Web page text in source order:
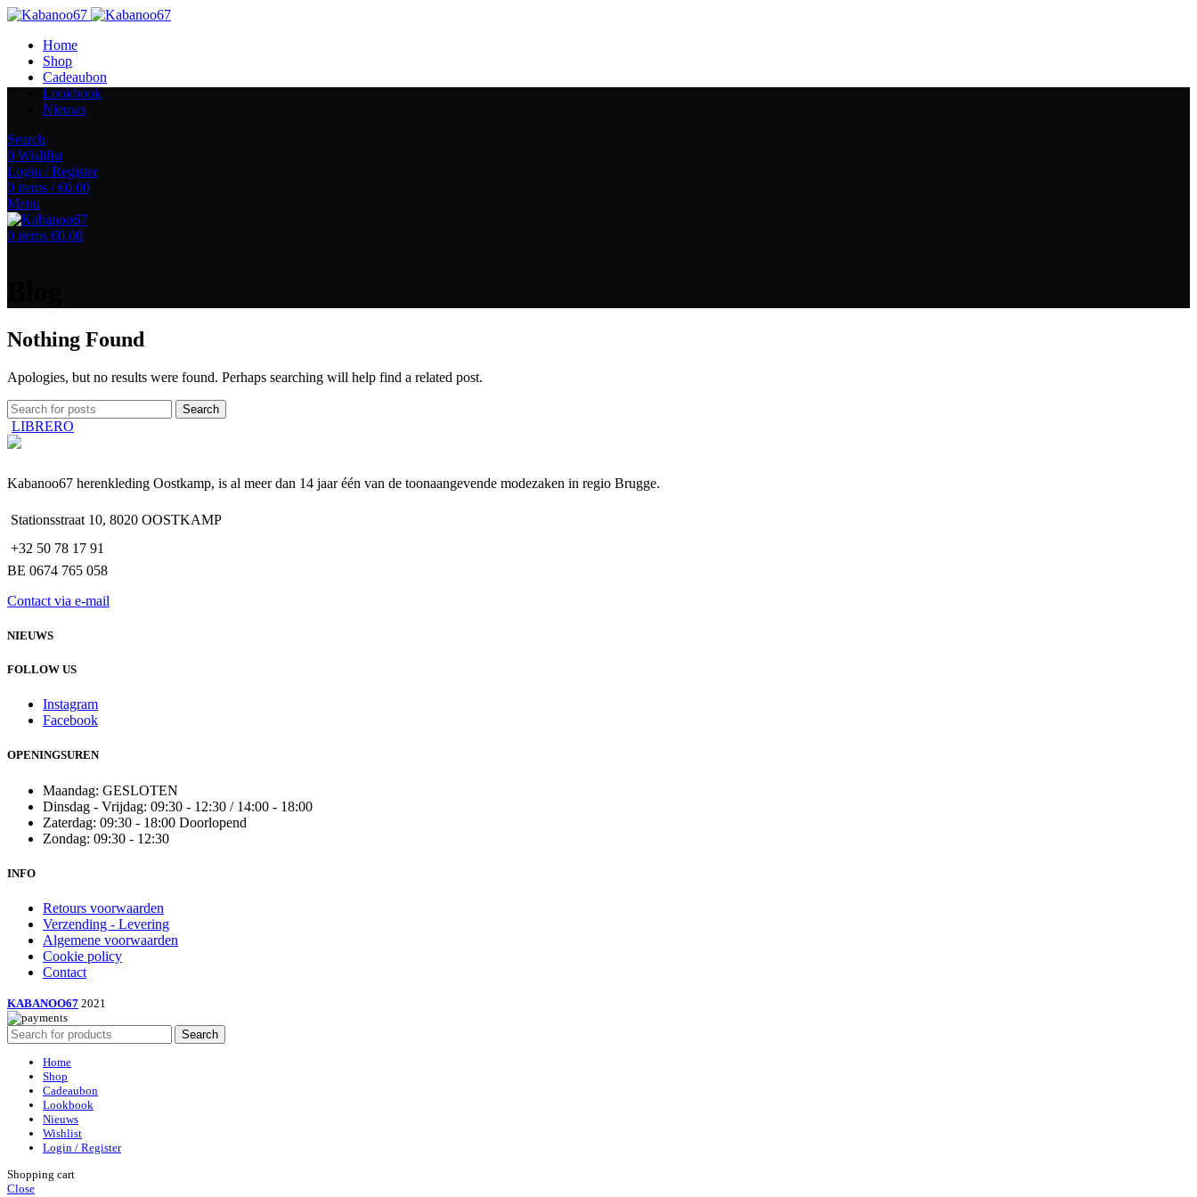
Home
Shop
Cadeaubon
Lookbook
Nieuws
Search
0 Wishlist
Login / Register
0 items / €0.00
Menu
0 items €0.00
Nothing Found
Apologies, but no results were found. Perhaps searching will help find a related post.
Search
LIBRERO
Kabanoo67 herenkleding Oostkamp, is al meer dan 14 jaar één van de toonaangevende modezaken in regio Brugge.
Stationsstraat 10, 8020 OOSTKAMP
+32 50 78 17 91
BE 0674 765 058
Contact via e-mail
NIEUWS
FOLLOW US
Instagram
Facebook
OPENINGSUREN
Maandag: GESLOTEN
Dinsdag - Vrijdag: 09:30 - 12:30 / 14:00 - 18:00
Zaterdag: 09:30 - 18:00 Doorlopend
Zondag: 09:30 - 12:30
INFO
Retours voorwaarden
Verzending - Levering
Algemene voorwaarden
Cookie policy
Contact
KABANOO67 2021
Search
Home
Shop
Cadeaubon
Lookbook
Nieuws
Wishlist
Login / Register
Shopping cart
Close